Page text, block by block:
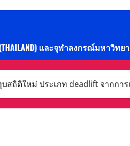
และจุฬาลงกรณ์มหาวิท
สถิติใหม่ ประเภท deadlift จากก